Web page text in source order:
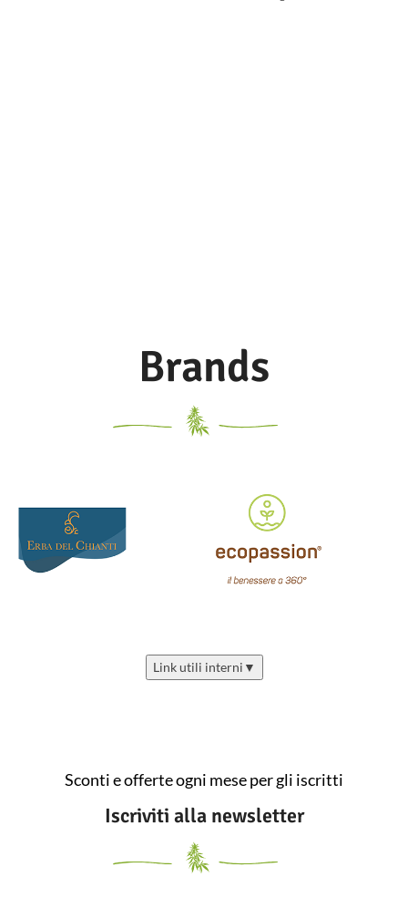
Brands
Link utili interni ▼
Sconti e offerte ogni mese per gli iscritti
Iscriviti alla newsletter